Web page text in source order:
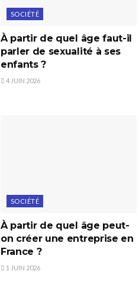
SOCIÉTÉ
À partir de quel âge faut-il
parler de sexualité à ses
enfants ?
4 JUIN 2026
SOCIÉTÉ
À partir de quel âge peut-
on créer une entreprise en
France ?
1 JUIN 2026